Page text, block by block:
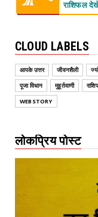
राशिफल
CLOUD LABELS
आपके उत्तर जीवनशैली
पूजा विधान
मुहूर्तवाणी
WEBSTORY
लोकप्रिय पोस्ट